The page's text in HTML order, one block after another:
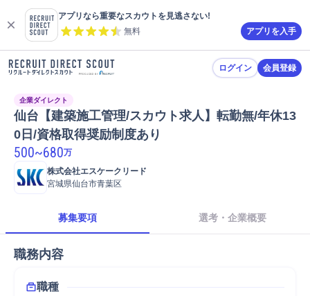
アプリなら重要なスカウトを見逃さない!
無料
アプリを入手
ログイン 会員登録
企業ダイレクト
仙台【建築施工管理/スカウト求人】転勤無/年休13
0日/資格取得奨励制度あり
500~680万
株式会社エスケークリード
宮城県仙台市青葉区
募集要項 選考・企業概要
職務内容
職種